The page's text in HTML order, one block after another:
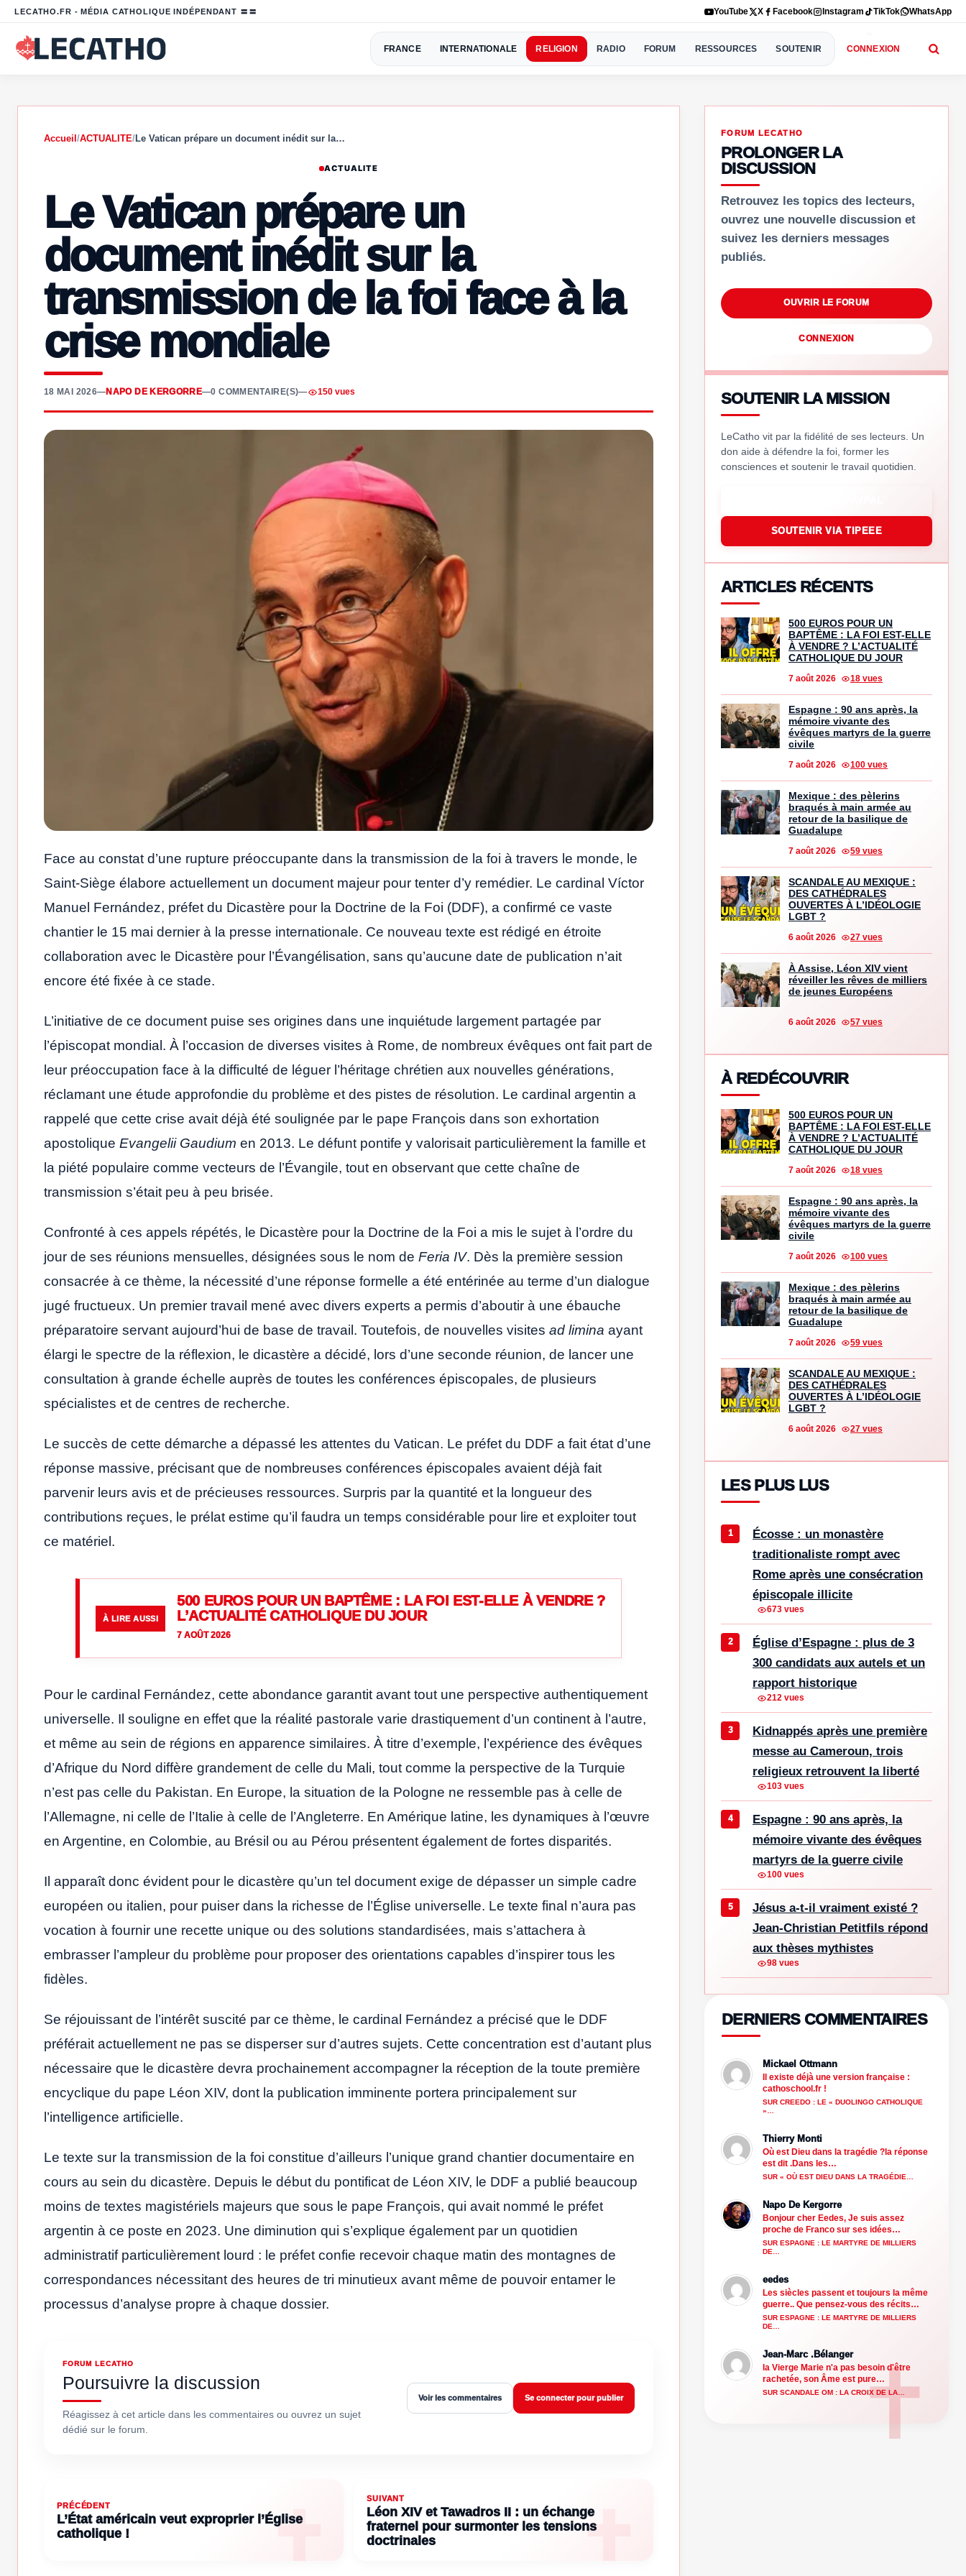
LECATHO.FR - MÉDIA CATHOLIQUE INDÉPENDANT 〓〓 YouTube X Facebook Instagram TikTok WhatsApp
FRANCE INTERNATIONALE RELIGION RADIO FORUM RESSOURCES SOUTENIR CONNEXION
Accueil /ACTUALITE/Le Vatican prépare un document inédit sur la…
ACTUALITE
Le Vatican prépare un
document inédit sur la
transmission de la foi face à la
crise mondiale
18 MAI 2026—NAPO DE KERGORRE—0 COMMENTAIRE(S)— 150 vues
Face au constat d’une rupture préoccupante dans la transmission de la foi à travers le monde, le
Saint-Siège élabore actuellement un document majeur pour tenter d’y remédier. Le cardinal Víctor
Manuel Fernández, préfet du Dicastère pour la Doctrine de la Foi (DDF), a confirmé ce vaste
chantier le 15 mai dernier à la presse internationale. Ce nouveau texte est rédigé en étroite
collaboration avec le Dicastère pour l’Évangélisation, sans qu’aucune date de publication n’ait
encore été fixée à ce stade.
L’initiative de ce document puise ses origines dans une inquiétude largement partagée par
l’épiscopat mondial. À l’occasion de diverses visites à Rome, de nombreux évêques ont fait part de
leur préoccupation face à la difficulté de léguer l’héritage chrétien aux nouvelles générations,
réclamant une étude approfondie du problème et des pistes de résolution. Le cardinal argentin a
rappelé que cette crise avait déjà été soulignée par le pape François dans son exhortation
apostolique Evangelii Gaudium en 2013. Le défunt pontife y valorisait particulièrement la famille et
la piété populaire comme vecteurs de l’Évangile, tout en observant que cette chaîne de
transmission s’était peu à peu brisée.
Confronté à ces appels répétés, le Dicastère pour la Doctrine de la Foi a mis le sujet à l’ordre du
jour de ses réunions mensuelles, désignées sous le nom de Feria IV. Dès la première session
consacrée à ce thème, la nécessité d’une réponse formelle a été entérinée au terme d’un dialogue
jugé fructueux. Un premier travail mené avec divers experts a permis d’aboutir à une ébauche
préparatoire servant aujourd’hui de base de travail. Toutefois, de nouvelles visites ad limina ayant
élargi le spectre de la réflexion, le dicastère a décidé, lors d’une seconde réunion, de lancer une
consultation à grande échelle auprès de toutes les conférences épiscopales, de plusieurs
spécialistes et de centres de recherche.
Le succès de cette démarche a dépassé les attentes du Vatican. Le préfet du DDF a fait état d’une
réponse massive, précisant que de nombreuses conférences épiscopales avaient déjà fait
parvenir leurs avis et de précieuses ressources. Surpris par la quantité et la longueur des
contributions reçues, le prélat estime qu’il faudra un temps considérable pour lire et exploiter tout
ce matériel.
À LIRE AUSSI
500 EUROS POUR UN BAPTÊME : LA FOI EST-ELLE À VENDRE ?
L’ACTUALITÉ CATHOLIQUE DU JOUR
7 AOÛT 2026
Pour le cardinal Fernández, cette abondance garantit avant tout une perspective authentiquement
universelle. Il souligne en effet que la réalité pastorale varie drastiquement d’un continent à l’autre,
et même au sein de régions en apparence similaires. À titre d’exemple, l’expérience des évêques
d’Afrique du Nord diffère grandement de celle du Mali, tout comme la perspective de la Turquie
n’est pas celle du Pakistan. En Europe, la situation de la Pologne ne ressemble pas à celle de
l’Allemagne, ni celle de l’Italie à celle de l’Angleterre. En Amérique latine, les dynamiques à l’œuvre
en Argentine, en Colombie, au Brésil ou au Pérou présentent également de fortes disparités.
Il apparaît donc évident pour le dicastère qu’un tel document exige de dépasser un simple cadre
européen ou italien, pour puiser dans la richesse de l’Église universelle. Le texte final n’aura pas
vocation à fournir une recette unique ou des solutions standardisées, mais s’attachera à
embrasser l’ampleur du problème pour proposer des orientations capables d’inspirer tous les
fidèles.
Se réjouissant de l’intérêt suscité par ce thème, le cardinal Fernández a précisé que le DDF
préférait actuellement ne pas se disperser sur d’autres sujets. Cette concentration est d’autant plus
nécessaire que le dicastère devra prochainement accompagner la réception de la toute première
encyclique du pape Léon XIV, dont la publication imminente portera principalement sur
l’intelligence artificielle.
Le texte sur la transmission de la foi constitue d’ailleurs l’unique grand chantier documentaire en
cours au sein du dicastère. Depuis le début du pontificat de Léon XIV, le DDF a publié beaucoup
moins de textes magistériels majeurs que sous le pape François, qui avait nommé le préfet
argentin à ce poste en 2023. Une diminution qui s’explique également par un quotidien
administratif particulièrement lourd : le préfet confie recevoir chaque matin des montagnes de
correspondances nécessitant des heures de tri minutieux avant même de pouvoir entamer le
processus d’analyse propre à chaque dossier.
FORUM LECATHO
Poursuivre la discussion
Réagissez à cet article dans les commentaires ou ouvrez un sujet
dédié sur le forum.
Voir les commentaires Se connecter pour publier
PRÉCÉDENT
L’État américain veut exproprier l’Église
catholique !
SUIVANT
Léon XIV et Tawadros II : un échange
fraternel pour surmonter les tensions
doctrinales
FORUM LECATHO
PROLONGER LA
DISCUSSION
Retrouvez les topics des lecteurs,
ouvrez une nouvelle discussion et
suivez les derniers messages
publiés.
OUVRIR LE FORUM
CONNEXION
SOUTENIR LA MISSION
LeCatho vit par la fidélité de ses lecteurs. Un
don aide à défendre la foi, former les
consciences et soutenir le travail quotidien.
SOUTENIR VIA TIPEEE
ARTICLES RÉCENTS
500 EUROS POUR UN
BAPTÊME : LA FOI EST-ELLE
À VENDRE ? L’ACTUALITÉ
CATHOLIQUE DU JOUR
7 août 2026 18 vues
Espagne : 90 ans après, la
mémoire vivante des
évêques martyrs de la guerre
civile
7 août 2026 100 vues
Mexique : des pèlerins
braqués à main armée au
retour de la basilique de
Guadalupe
7 août 2026 59 vues
SCANDALE AU MEXIQUE :
DES CATHÉDRALES
OUVERTES À L’IDÉOLOGIE
LGBT ?
6 août 2026 27 vues
À Assise, Léon XIV vient
réveiller les rêves de milliers
de jeunes Européens
6 août 2026 57 vues
À REDÉCOUVRIR
500 EUROS POUR UN
BAPTÊME : LA FOI EST-ELLE
À VENDRE ? L’ACTUALITÉ
CATHOLIQUE DU JOUR
7 août 2026 18 vues
Espagne : 90 ans après, la
mémoire vivante des
évêques martyrs de la guerre
civile
7 août 2026 100 vues
Mexique : des pèlerins
braqués à main armée au
retour de la basilique de
Guadalupe
7 août 2026 59 vues
SCANDALE AU MEXIQUE :
DES CATHÉDRALES
OUVERTES À L’IDÉOLOGIE
LGBT ?
6 août 2026 27 vues
LES PLUS LUS
Écosse : un monastère
traditionaliste rompt avec
Rome après une consécration
épiscopale illicite
673 vues
Église d’Espagne : plus de 3
300 candidats aux autels et un
rapport historique
212 vues
Kidnappés après une première
messe au Cameroun, trois
religieux retrouvent la liberté
103 vues
Espagne : 90 ans après, la
mémoire vivante des évêques
martyrs de la guerre civile
100 vues
Jésus a-t-il vraiment existé ?
Jean-Christian Petitfils répond
aux thèses mythistes
98 vues
DERNIERS COMMENTAIRES
Mickael Ottmann
Il existe déjà une version française :
cathoschool.fr !
SUR CREEDO : LE « DUOLINGO CATHOLIQUE
»…
Thierry Monti
Où est Dieu dans la tragédie ?la réponse
est dit .Dans les…
SUR « OÙ EST DIEU DANS LA TRAGÉDIE…
Napo De Kergorre
Bonjour cher Eedes, Je suis assez
proche de Franco sur ses idées…
SUR ESPAGNE : LE MARTYRE DE MILLIERS
DE…
eedes
Les siècles passent et toujours la même
guerre.. Que pensez-vous des récits…
SUR ESPAGNE : LE MARTYRE DE MILLIERS
DE…
Jean-Marc .Bélanger
la Vierge Marie n'a pas besoin d'être
rachetée, son Âme est pure…
SUR SCANDALE OM : LA CROIX DE LA…